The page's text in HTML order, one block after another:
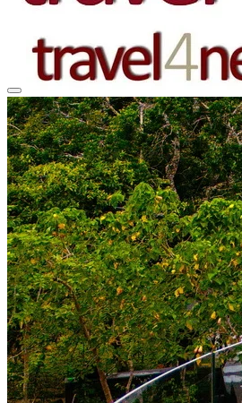
EUROPA
DEUTSCHLAND
FINNLAND
FRANKREICH
GRIECHENLAND
GROSSBRITANNIEN
IRLAND
ISLAND
ITALIEN
KANARISCHE INSELN